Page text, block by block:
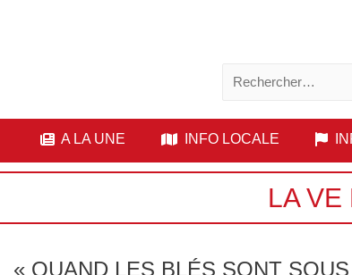
A LA UNE INFO LOCALE
LA VE
« QUAND LES BLÉS SONT